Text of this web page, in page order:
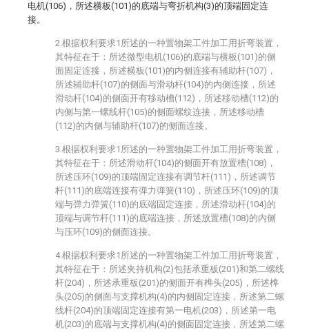
电机(106)，所述横板(101)的底端与弯折机构(3)的顶端固定连
接。
2.根据权利要求1所述的一种置物架工件加工用折弯装置，
其特征在于：所述微型电机(106)的底端与横板(101)的侧
面固定连接，所述横板(101)的内侧连接有辅助杆(107)，
所述辅助杆(107)的侧面与滑动杆(104)的内侧连接，所述
滑动杆(104)的侧面开有移动槽(112)，所述移动槽(112)的
内侧与第一螺线杆(105)的侧面螺纹连接，所述移动槽
(112)的内侧与辅助杆(107)的侧面连接。
3.根据权利要求1所述的一种置物架工件加工用折弯装置，
其特征在于：所述滑动杆(104)的侧面开有放置槽(108)，
所述压环(109)的顶端固定连接有调节杆(111)，所述调节
杆(111)的底端连接有弹力弹簧(110)，所述压环(109)的顶
端与弹力弹簧(110)的底端固定连接，所述滑动杆(104)的
顶端与调节杆(111)的底端连接，所述放置槽(108)的内侧
与压环(109)的侧面连接。
4.根据权利要求1所述的一种置物架工件加工用折弯装置，
其特征在于：所述夹持机构(2)包括承重板(201)和第二螺线
杆(204)，所述承重板(201)的侧面开有榫头(205)，所述榫
头(205)的侧面与支撑机构(4)的内侧固定连接，所述第二螺
线杆(204)的顶端固定连接有第一电机(203)，所述第一电
机(203)的底端与支撑机构(4)的侧面固定连接，所述第二螺